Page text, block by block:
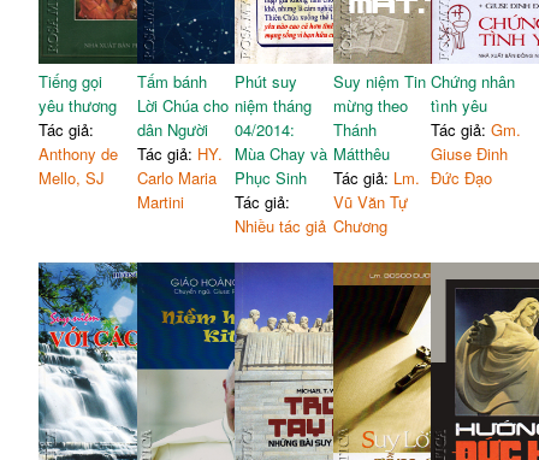
Tiếng gọi
yêu thương
Tác giả:
Anthony de
Mello, SJ
Tấm bánh
Lời Chúa cho
dân Người
Tác giả: HY.
Carlo Maria
Martini
Phút suy
niệm tháng
04/2014:
Mùa Chay và
Phục Sinh
Tác giả:
Nhiều tác giả
Suy niệm Tin
mừng theo
Thánh
Mátthêu
Tác giả: Lm.
Vũ Văn Tự
Chương
Chứng nhân
tình yêu
Tác giả:Gm.
Giuse Đinh
Đức Đạo